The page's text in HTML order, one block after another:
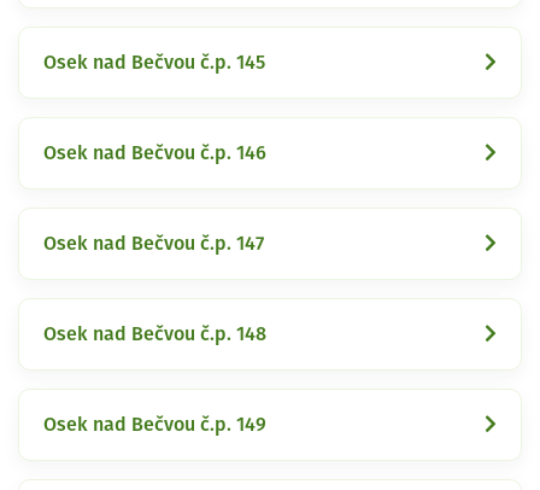
Osek nad Bečvou č.p. 145
Osek nad Bečvou č.p. 146
Osek nad Bečvou č.p. 147
Osek nad Bečvou č.p. 148
Osek nad Bečvou č.p. 149